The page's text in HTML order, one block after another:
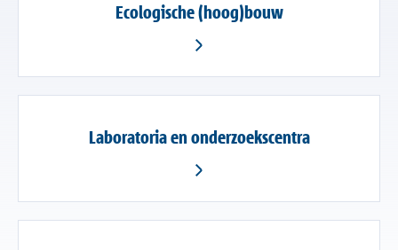
Ecologische (hoog)bouw
Laboratoria en onderzoekscentra